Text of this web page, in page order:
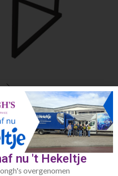
nu 't Hekeltje
overgenomen